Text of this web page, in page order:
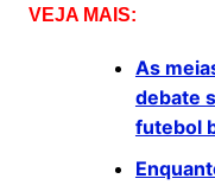
VEJA MAIS:
As
debate
futebol